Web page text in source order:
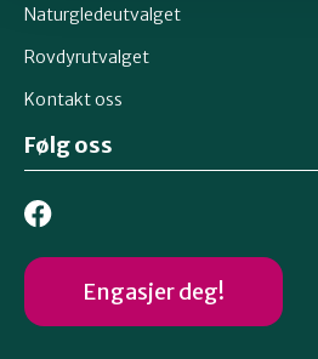
Naturgledeutvalget
Rovdyrutvalget
Kontakt oss
Følg oss
Engasjer deg!